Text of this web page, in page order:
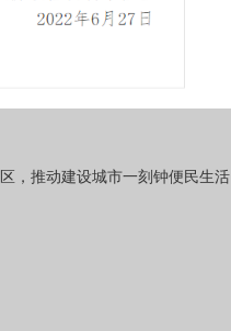
，推动建设城市一刻钟便民生活